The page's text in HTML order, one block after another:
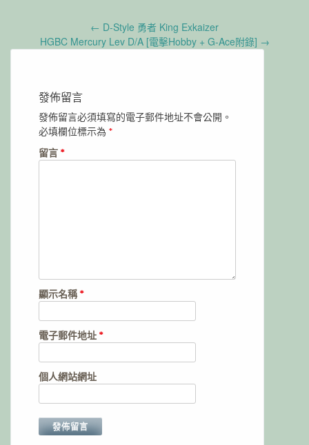
navigation
← D-Style 勇者 King Exkaizer
HGBC Mercury Lev D/A [電擊Hobby + G-Ace附錄] →
發佈留言
發佈留言必須填寫的電子郵件地址不會公開。
必填欄位標示為 *
留言 *
顯示名稱*
電子郵件地址 *
個人網站網址